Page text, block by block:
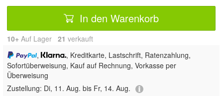
In den Warenkorb
10+ Auf Lager 21 verkauft
,
, Kreditkarte, Lastschrift, Ratenzahlung,
Sofortüberweisung, Kauf auf Rechnung, Vorkasse per
Überweisung
Zustellung: Di, 11. Aug. bis Fr, 14. Aug.